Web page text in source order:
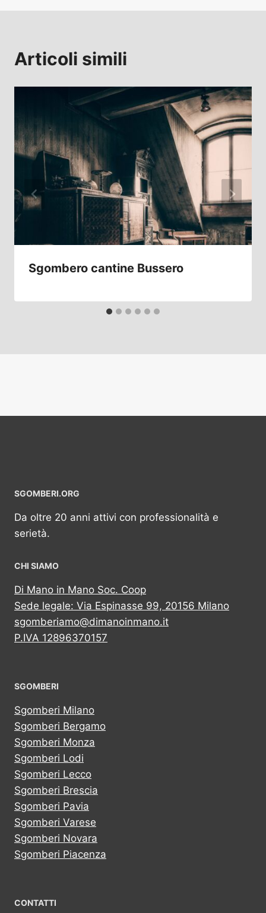
Articoli simili
Sgombero cantine Bussero
SGOMBERI.ORG
Da oltre 20 anni attivi con professionalità e
serietà.
CHI SIAMO
Di Mano in Mano Soc. Coop
Sede legale: Via Espinasse 99, 20156 Milano
sgomberiamo@dimanoinmano.it
P.IVA 12896370157
SGOMBERI
Sgomberi Milano
Sgomberi Bergamo
Sgomberi Monza
Sgomberi Lodi
Sgomberi Lecco
Sgomberi Brescia
Sgomberi Pavia
Sgomberi Varese
Sgomberi Novara
Sgomberi Piacenza
CONTATTI